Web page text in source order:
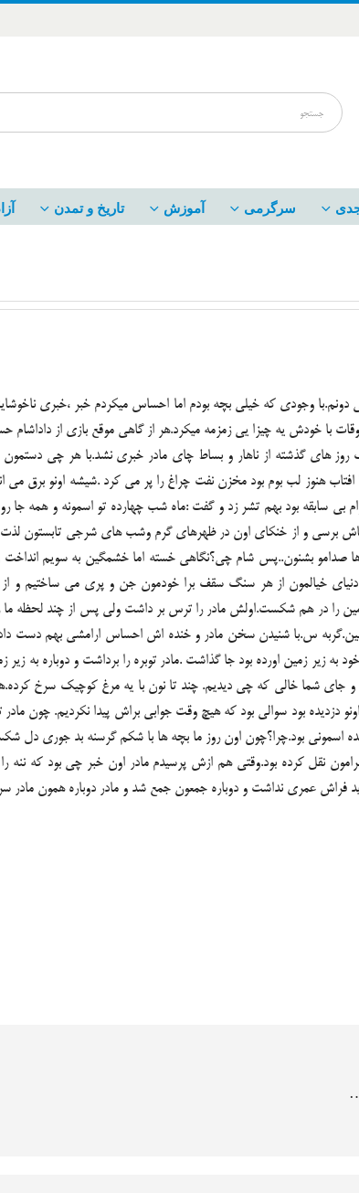
سرگرمی آموزش تاریخ و تمدن
دونم.با وجودی که خیلی بچه بودم اما احساس میکردم خبر ،خبری
با خودش یه چیزا یی زمزمه میکرد.هر از گاهی موقع بازی از
های گذشته از ناهار و بساط چای مادر خبری نشد.با هر چی دستمون
هنوز لب بوم بود مخزن نفت چراغ را پر می کرد .شیشه اونو برق
بی سابقه بود بهم تشر زد و گفت :ماه شب چهارده تو اسمونه و همه
برسی و از خنکای اون در ظهرهای گرم وشب های شرجی تابستون
بشنون..پس شام چی؟نگاهی خسته اما خشمگین به سویم انداخت
خیالمون از هر سنگ سقف برا خودمون جن و پری می ساختیم و
را در هم شکست.اولش مادر را ترس بر داشت ولی پس از چند لحظه ما
س.با شنیدن سخن مادر و خنده اش احساس ارامشی بهم دست داد
خود به زیر زمین اورده بود جا گذاشت .مادر توبره را برداشت و دوباره
و جای شما خالی که چی دیدیم. چند تا نون با یه مرغ کوچیک سرخ
دزدیده بود سوالی بود که هیچ وقت جوابی براش پیدا نکردیم. چون
اسمونی بود.چرا؟چون اون روز ما بچه ها با شکم گرسنه بد جوری دل
نقل کرده بود.وقتی هم ازش پرسیدم مادر اون خبر چی بود که ننه
فراش عمری نداشت و دوباره جمعون جمع شد و مادر دوباره همون